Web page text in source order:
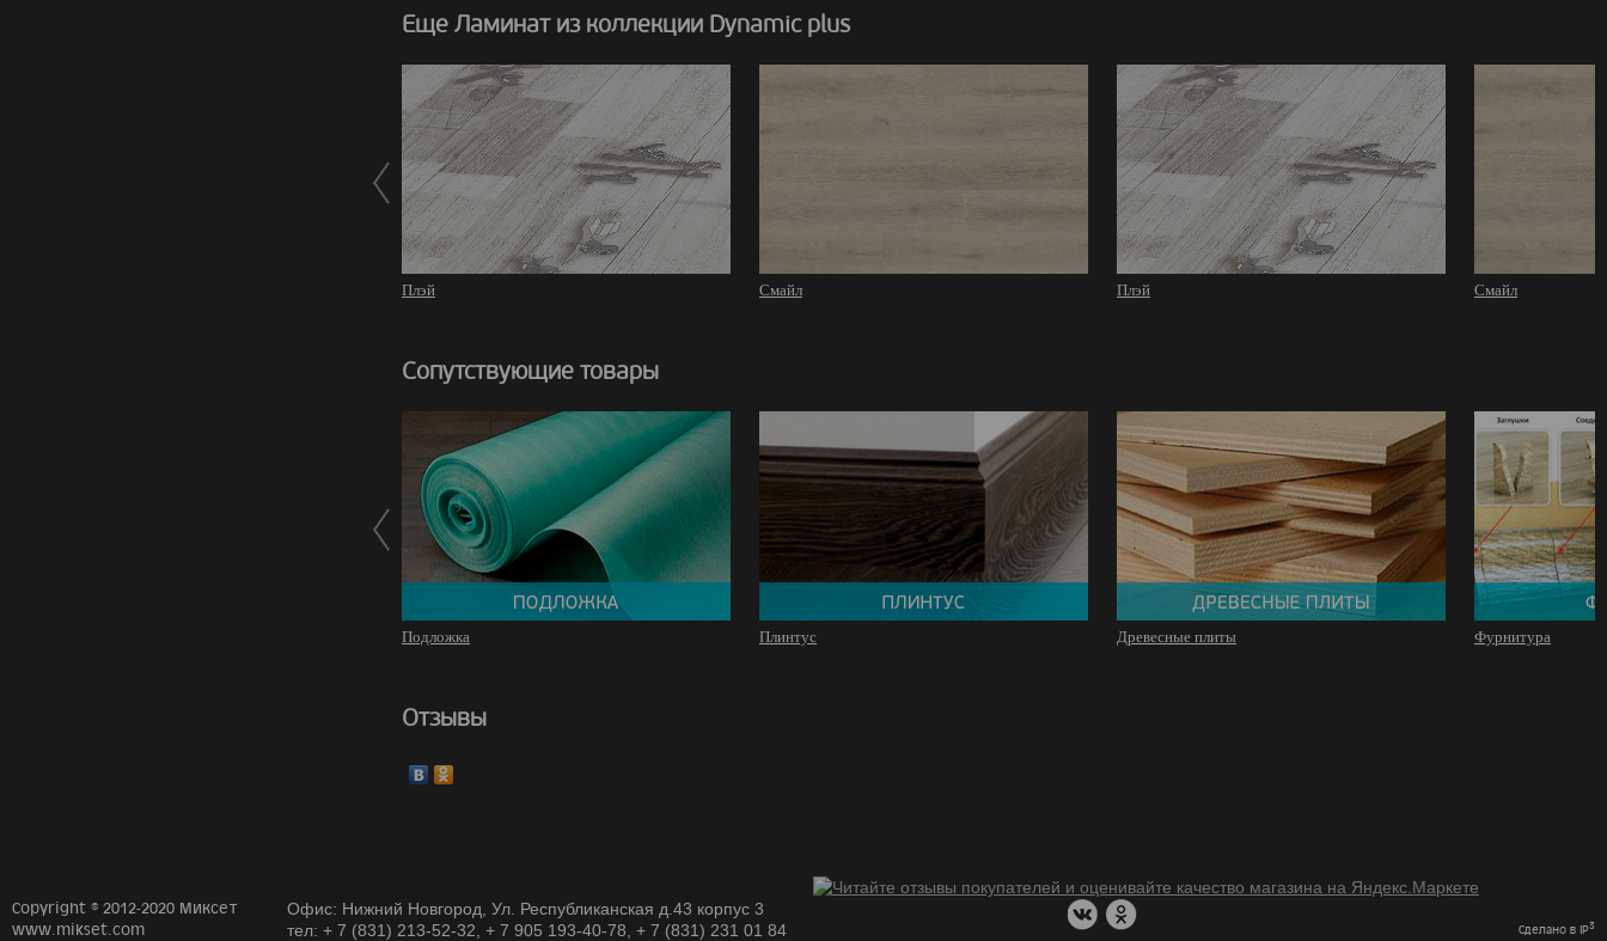
Еще Ламинат из коллекции Dynamic plus
Плэй Смайл Плэй Смайл
Сопутствующие товары
Подложка Плинтус Древесные плиты Фурнитура
Отзывы
Copyright © 2012-2020 Миксет
www.mikset.com
Офис: Нижний Новгород, Ул. Республиканская д.43 корпус 3
тел: + 7 (831) 213-52-32, + 7 905 193-40-78, + 7 (831) 231 01 84
Сделано в IP3